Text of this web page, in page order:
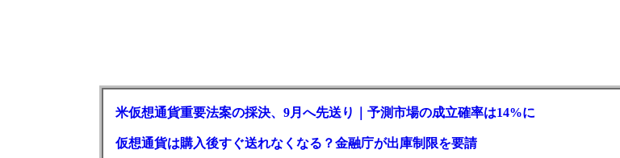
米仮想通貨重要法案の採決、9月へ先送り｜予測市場の成立確率は14%に
仮想通貨は購入後すぐ送れなくなる？金融庁が出庫制限を要請